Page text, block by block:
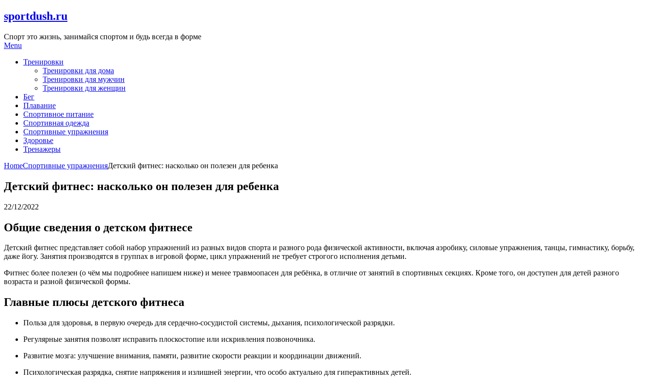
Skip
to
sportdush.ru
Спорт это жизнь, занимайся спортом и будь всегда в форме
Menu
Тренировки
Тренировки для дома
Тренировки для мужчин
Тренировки для женщин
Бег
Плавание
Спортивное питание
Спортивная одежда
Спортивные упражнения
Здоровье
Тренажеры
HomeСпортивные упражненияДетский фитнес: насколько он полезен для ребенка
Детский фитнес: насколько он полезен для ребенка
22/12/2022
Общие сведения о детском фитнесе
Детский фитнес представляет собой набор упражнений из разных видов спорта и разного рода физической активности, включая аэробику, силовые упражнения, танцы, гимнастику, борьбу,
даже йогу. Занятия производятся в группах в игровой форме, цикл упражнений не требует строгого исполнения детьми.
Фитнес более полезен (о чём мы подробнее напишем ниже) и менее травмоопасен для ребёнка, в отличие от занятий в спортивных секциях. Кроме того, он доступен для детей разного
возраста и разной физической формы.
Главные плюсы детского фитнеса
Польза для здоровья, в первую очередь для сердечно-сосудистой системы, дыхания, психологической разрядки.
Регулярные занятия позволят исправить плоскостопие или искривления позвоночника.
Развитие мозга: улучшение внимания, памяти, развитие скорости реакции и координации движений.
Психологическая разрядка, снятие напряжения и излишней энергии, что особо актуально для гиперактивных детей.